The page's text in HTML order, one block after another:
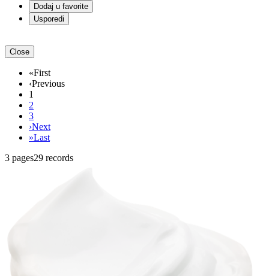
Dodaj u favorite
Usporedi
Close
«First
‹Previous
1
2
3
›Next
»Last
3 pages29 records